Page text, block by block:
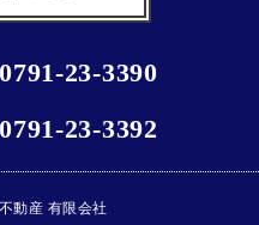
0791-23-3390
0791-23-3392
動産 有限会社